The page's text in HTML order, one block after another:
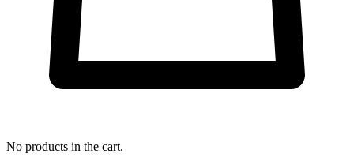
No products in the cart.